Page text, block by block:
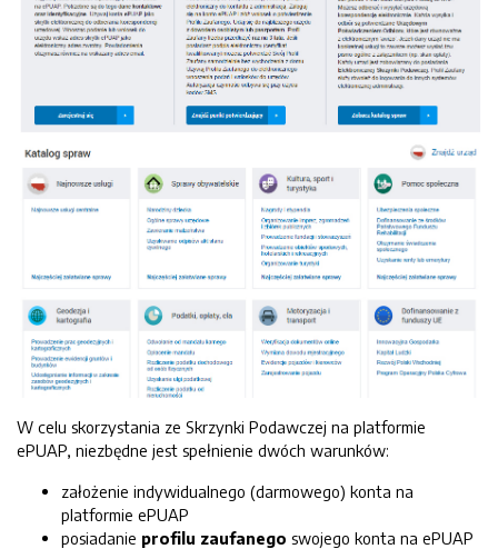
W celu skorzystania ze Skrzynki Podawczej na platformie
ePUAP, niezbędne jest spełnienie dwóch warunków:
założenie indywidualnego (darmowego) konta na
platformie ePUAP
posiadanie profilu zaufanego swojego konta na ePUAP